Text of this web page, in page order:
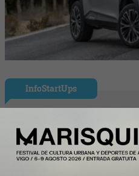
InfoStartUps
Mango colabora
desarrollar
su centro logístico